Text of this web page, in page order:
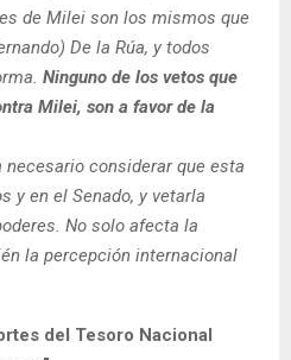
de Milei son los mismos que
De la Rúa, y todos
Ninguno de los vetos que
Milei, son a favor de la
necesario considerar que esta
y en el Senado, y vetarla
No solo afecta la
la percepción internacional
del Tesoro Nacional